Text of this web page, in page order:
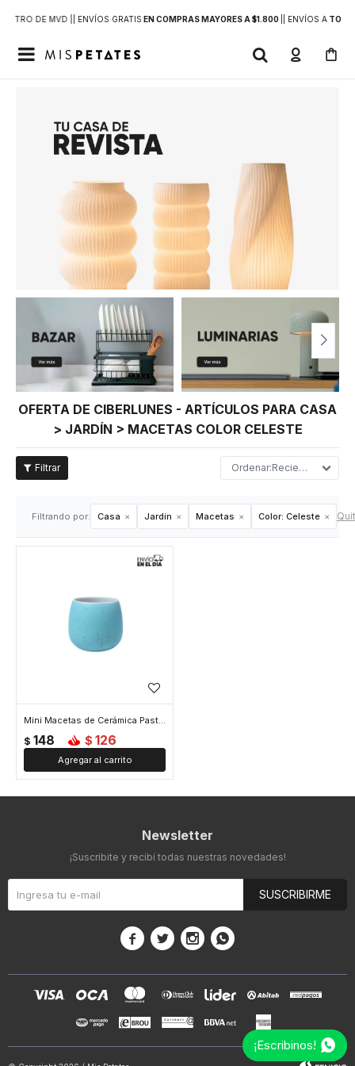
DE MVD | | ENVÍOS GRATIS EN COMPRAS MAYORES A $1.800 | ENVÍOS ATODO

OFERTA DE CIBERLUNES - ARTÍCULOS PARA CASA
> JARDÍN > MACETAS COLOR CELESTE
Recientes
Filtrando por: Casa Jardín Macetas Color: Celeste
Mini Macetas de Cerámica Pastel - Celeste
$ 148 $ 126
Newsletter
¡Suscribite y recibí todas nuestras novedades!
SUSCRIBIRME
   
¡Escribinos!